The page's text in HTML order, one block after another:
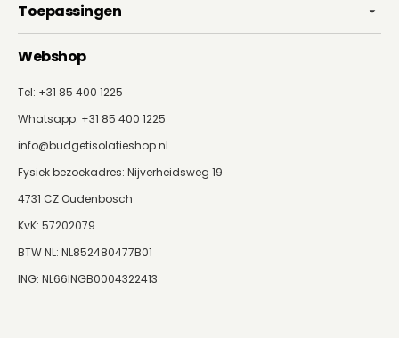
Toepassingen
Webshop
Tel: +31 85 400 1225
Whatsapp: +31 85 400 1225
info@budgetisolatieshop.nl
Fysiek bezoekadres: Nijverheidsweg 19
4731 CZ Oudenbosch
KvK: 57202079
BTW NL: NL852480477B01
ING: NL66INGB0004322413